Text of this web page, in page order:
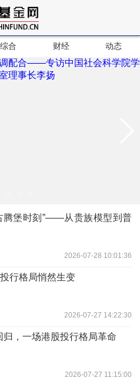
综合 财经 动态
腾堡时刻”——从贵族模型到普
2026-07-28 10:01:36
行格局悄然生变
2026-07-27 14:22:30
归，一场港股投行格局革命
2026-07-27 11:15:00